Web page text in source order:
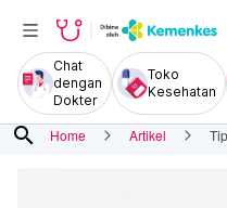
Chat
dengan
Dokter
Toko
Kesehatan
search Home Artikel